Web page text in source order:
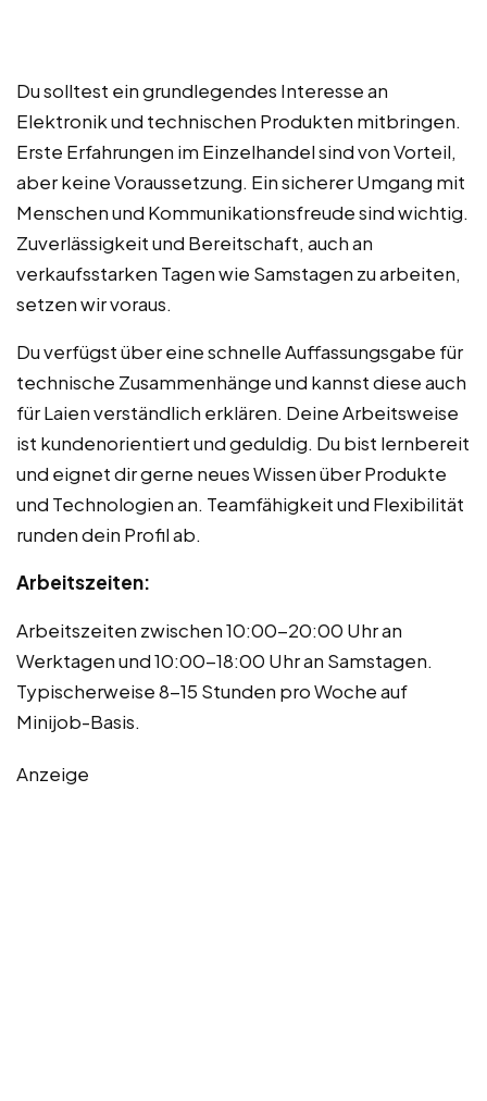
Du solltest ein grundlegendes Interesse an
Elektronik und technischen Produkten mitbringen.
Erste Erfahrungen im Einzelhandel sind von Vorteil,
aber keine Voraussetzung. Ein sicherer Umgang mit
Menschen und Kommunikationsfreude sind wichtig.
Zuverlässigkeit und Bereitschaft, auch an
verkaufsstarken Tagen wie Samstagen zu arbeiten,
setzen wir voraus.
Du verfügst über eine schnelle Auffassungsgabe für
technische Zusammenhänge und kannst diese auch
für Laien verständlich erklären. Deine Arbeitsweise
ist kundenorientiert und geduldig. Du bist lernbereit
und eignet dir gerne neues Wissen über Produkte
und Technologien an. Teamfähigkeit und Flexibilität
runden dein Profil ab.
Arbeitszeiten:
Arbeitszeiten zwischen 10:00-20:00 Uhr an
Werktagen und 10:00-18:00 Uhr an Samstagen.
Typischerweise 8-15 Stunden pro Woche auf
Minijob-Basis.
Anzeige